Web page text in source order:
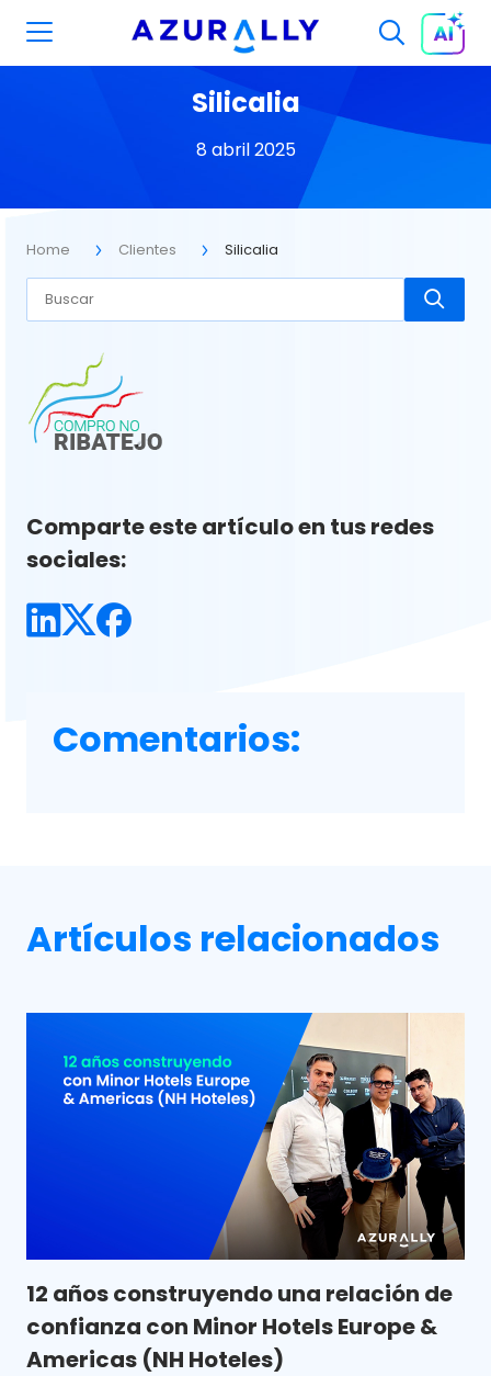
Silicalia
8 abril 2025
Home Clientes Silicalia
Comparte este artículo en tus redes
sociales:
Comentarios:
Artículos relacionados
12 años construyendo una relación de
confianza con Minor Hotels Europe &
Americas (NH Hoteles)